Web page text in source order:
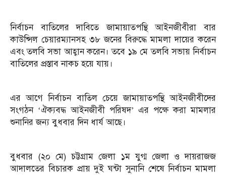
নির্বাচন বাতিলের দাবিতে জামায়াতপন্থি আইনজীবীরা বার
কাউন্সিল চেয়ারম্যানসহ ৩৮ জনের বিরুদ্ধে মামলা দায়ের করেন
এবং তলবি সভা আহ্বান করেন। তবে ১৯ মে তলবি সভায় নির্বাচন
বাতিলের প্রস্তাব নাকচ হয়ে যায়।
এর আগে নির্বাচন বাতিল চেয়ে জামায়াতপন্থি আইনজীবীদের
সংগঠন ‘ঐক্যবদ্ধ আইনজীবী পরিষদ’ এর পক্ষে করা মামলার
শুনানির জন্য বুধবার দিন ধার্য আছে।
বুধবার (২০ মে) চট্টগ্রাম জেলা ১ম যুগ্ম জেলা ও দায়রাজজ
আদালতের বিচারক প্রায় দুই ঘন্টা সুনানি শেষে নির্বাচন মামলা